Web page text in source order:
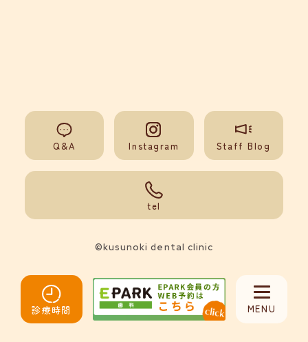
MENU
診療時間
Q&A Instagram Staff Blog
tel
©kusunoki dental clinic